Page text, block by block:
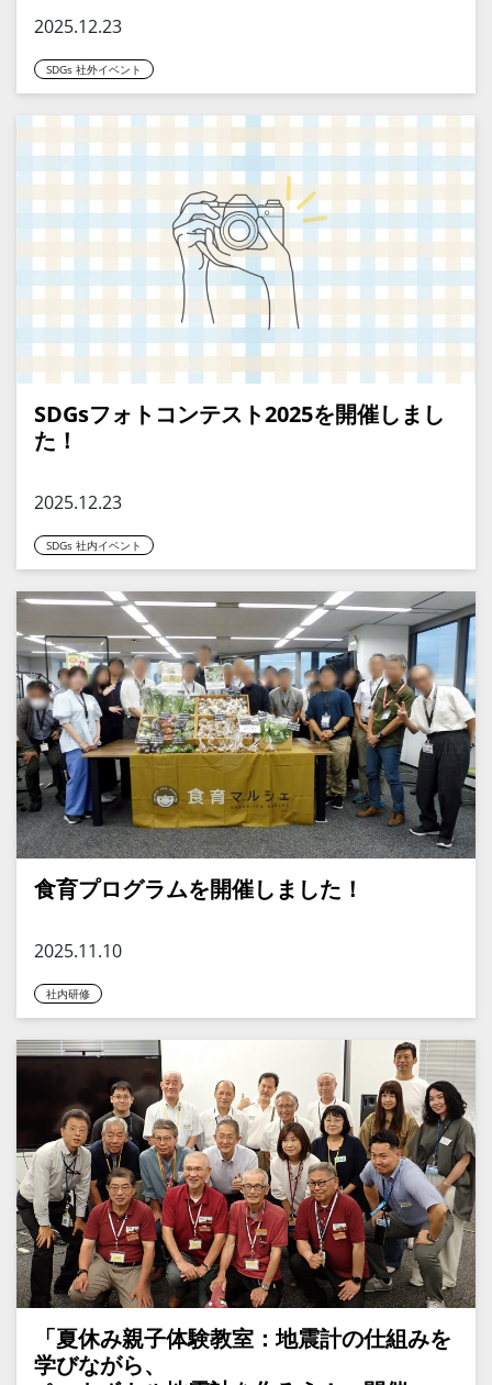
2025.12.23
SDGs 社外イベント
SDGsフォトコンテスト2025を開催しまし
た！
2025.12.23
SDGs 社内イベント
食育プログラムを開催しました！
2025.11.10
社内研修
「夏休み親子体験教室：地震計の仕組みを
学びながら、